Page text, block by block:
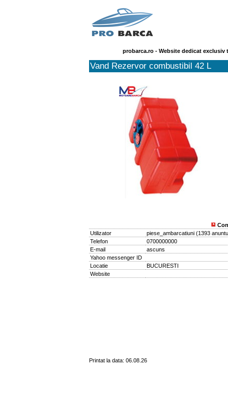
probarca.ro - Website dedicat
Vand Rezervor combustibil 42 L
Utilizator
piese_ambarcatiuni (1393
Telefon
0700000000
E-mail
ascuns
Yahoo messenger ID
Locatie
BUCURESTI
Website
Printat la data: 06.08.26